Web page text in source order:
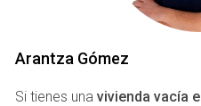
Requisitos para
documentos ante el
Algunos de los requisitos son:
Arantza Gómez
Si tienes una vivienda vacía